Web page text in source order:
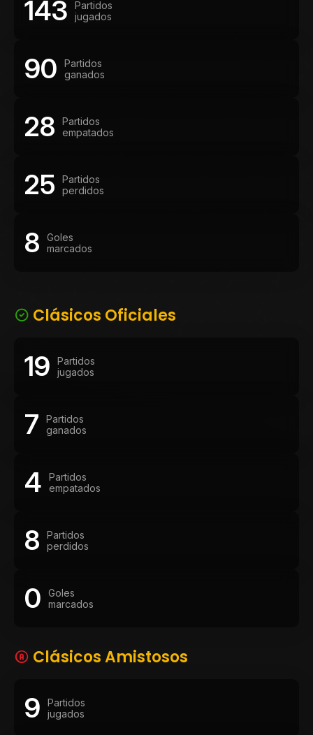
143
Partidos
jugados
90
Partidos
ganados
28
Partidos
empatados
25
Partidos
perdidos
8
Goles
marcados
Clásicos Oficiales
19
Partidos
jugados
7
Partidos
ganados
4
Partidos
empatados
8
Partidos
perdidos
0
Goles
marcados
Clásicos Amistosos
9
Partidos
jugados